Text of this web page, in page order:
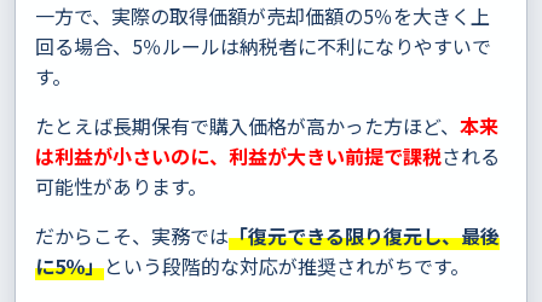
一方で、実際の取得価額が売却価額の5％を大きく上
回る場合、5％ルールは納税者に不利になりやすいで
す。
たとえば長期保有で購入価格が高かった方ほど、 本来
は利益が小さいのに、利益が大きい前提で課税される
可能性があります。
だからこそ、実務では「復元できる限り復元し、最後
に5％」という段階的な対応が推奨されがちです。